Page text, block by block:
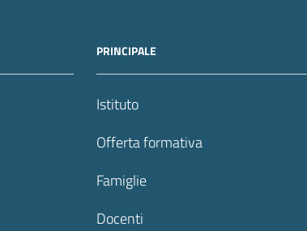
PRINCIPALE
Istituto
Offerta formativa
Famiglie
Docenti